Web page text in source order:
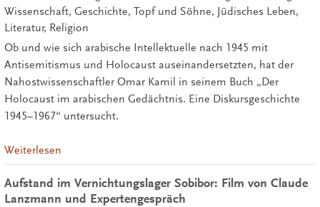
Wissenschaft, Geschichte, Topf und Söhne, Jüdisches Leben,
Literatur, Religion
Ob und wie sich arabische Intellektuelle nach 1945 mit
Antisemitismus und Holocaust auseinandersetzten, hat der
Nahostwissenschaftler Omar Kamil in seinem Buch „Der
Holocaust im arabischen Gedächtnis. Eine Diskursgeschichte
1945–1967“ untersucht.
Weiterlesen
Aufstand im Vernichtungslager Sobibor: Film von Claude
Lanzmann und Expertengespräch